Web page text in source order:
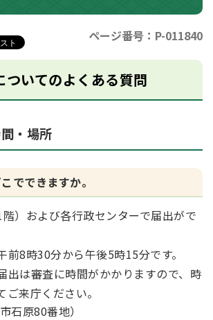
ページ番号：P-011840
ついてのよくある質問
・場所
でできますか。
）および各行政センターで届出がで
前8時30分から午後5時15分です。
出は審査に時間がかかりますので、時
来庁ください。
石原80番地）